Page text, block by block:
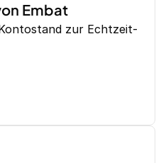
Embat
zur Echtzeit-